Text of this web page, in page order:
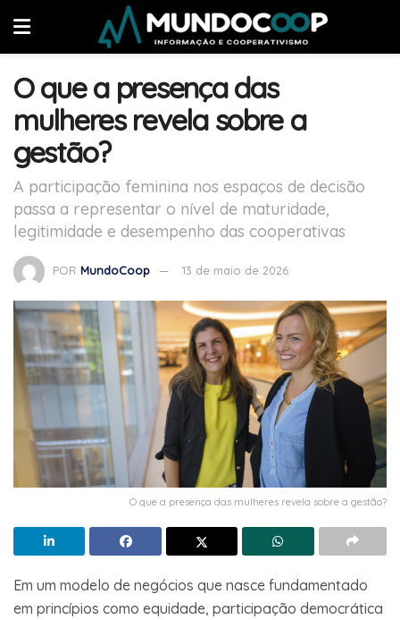
O que a presença das
mulheres revela sobre a
gestão?
A participação feminina nos espaços de decisão
passa a representar o nível de maturidade,
legitimidade e desempenho das cooperativas
POR MundoCoop 13 de maio de 2026
O que a presença das mulheres revela sobre a gestão?
Em um modelo de negócios que nasce fundamentado
em princípios como equidade, participação democrática